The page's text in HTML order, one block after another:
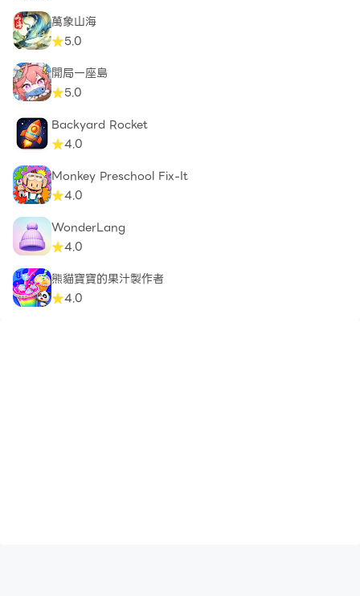
萬象山海
5.0
開局一座島
5.0
Backyard Rocket
4.0
Monkey Preschool Fix-It
4.0
WonderLang
4.0
熊貓寶寶的果汁製作者
4.0